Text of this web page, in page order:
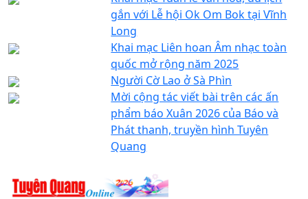
gắn với Lễ hội Ok Om Bok tại Vĩnh
Long
Khai mạc Liên hoan Âm nhạc toàn
quốc mở rộng năm 2025
Người Cờ Lao ở Sà Phìn
Mời cộng tác viết bài trên các ấn
phẩm báo Xuân 2026 của Báo và
Phát thanh, truyền hình Tuyên
Quang